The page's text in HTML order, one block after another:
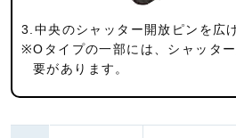
3.中央のシャッター開放ピンを広
※Oタイプの一部には、シャッタ
要があります。